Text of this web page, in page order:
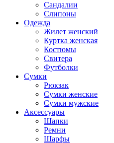
Сандалии
Слипоны
Одежда
Жилет женский
Куртка женская
Костюмы
Свитера
Футболки
Сумки
Рюкзак
Сумки женские
Сумки мужские
Аксеcсуары
Шапки
Ремни
Шарфы